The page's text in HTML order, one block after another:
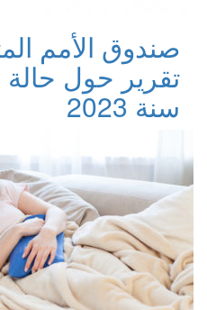
صندوق الأمم
تقرير حول حالة
سنة 2023